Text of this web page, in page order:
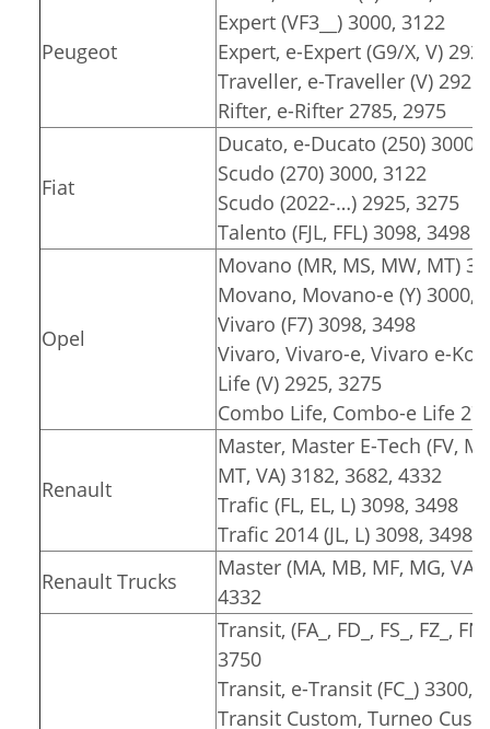
Peugeot
Expert (VF3__) 3000, 3122
Expert, e-Expert (G9/X, V)
Traveller, e-Traveller (V)
Rifter, e-Rifter 2785, 2975
Fiat
Ducato, e-Ducato (250) 3000,
Scudo (270) 3000, 3122
Scudo (2022-…) 2925, 3275
Talento (FJL, FFL) 3098, 3498
Opel
Movano (MR, MS, MW, MT)
Movano, Movano-e (Y) 3000,
Vivaro (F7) 3098, 3498
Vivaro, Vivaro-e, Vivaro e-
Life (V) 2925, 3275
Combo Life, Combo-e Life
Renault
Master, Master E-Tech (FV,
MT, VA) 3182, 3682, 4332
Trafic (FL, EL, L) 3098, 3498
Trafic 2014 (JL, L) 3098, 3498
Renault Trucks
Master (MA, MB, MF, MG, VA,
4332
Transit, (FA_, FD_, FS_, FZ_,
3750
Transit, e-Transit (FC_) 3300,
Transit Custom, Turneo